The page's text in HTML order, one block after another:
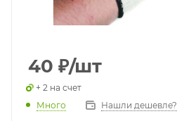
40 ₽/шт
+ 2 на счет
Много
Нашли дешевле?